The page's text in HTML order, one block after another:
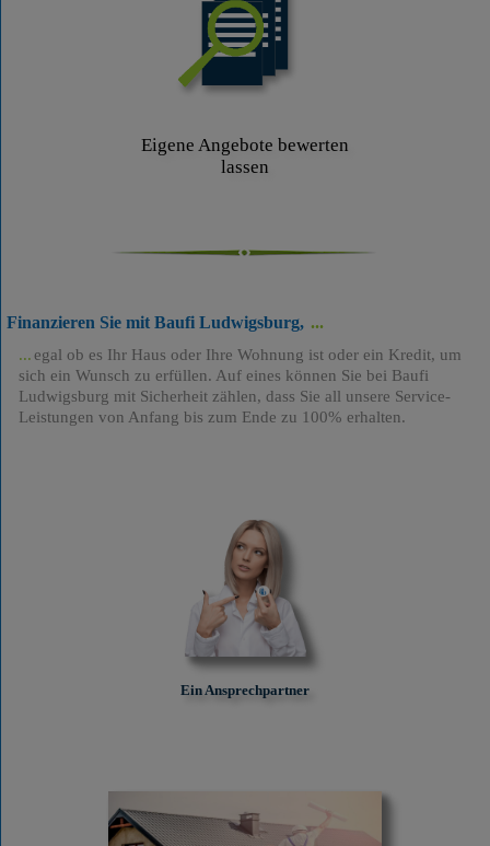
Eigene Angebote bewerten
lassen
Finanzieren Sie mit Baufi Ludwigsburg,
egal ob es Ihr Haus oder Ihre Wohnung ist oder ein Kredit, um
sich ein Wunsch zu erfüllen. Auf eines können Sie bei Baufi
Ludwigsburg mit Sicherheit zählen, dass Sie all unsere Service-
Leistungen von Anfang bis zum Ende zu 100% erhalten.
Ein Ansprechpartner